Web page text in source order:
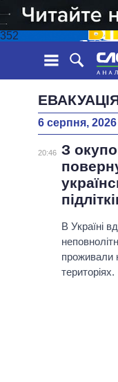
352
СТРІЧКА
ПОДІЇ
СТАТТІ
ДУМКИ
ОГЛЯДИ
ДАЙДЖЕСТИ
УСІ
ПРЕЗИДЕНТ
ВЕРХОВНА
КАБІНЕТ
ГОЛОВИ
6 серпня, 2026
20:46 З
В Україні
проживали
територіях.